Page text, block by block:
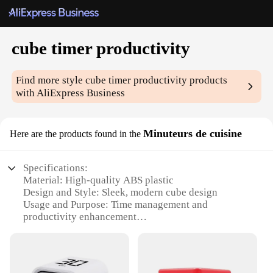
cube timer productivity
Find more stylecube timer productivity products
with AliExpress Business
Here are the products found in the Minuteurs de cuisine
Specifications:
Material: High-quality ABS plastic
Design and Style: Sleek, modern cube design
Usage and Purpose: Time management and
productivity enhancement
timers